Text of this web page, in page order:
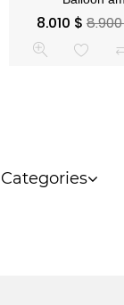
Precio base
Precio
8.010 $
Categories